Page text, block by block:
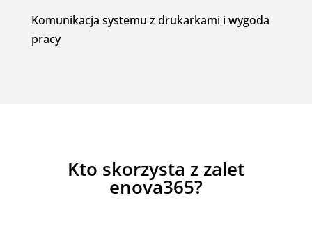
Komunikacja systemu z drukarkami i wygoda
pracy
Kto skorzysta z zalet
enova365?